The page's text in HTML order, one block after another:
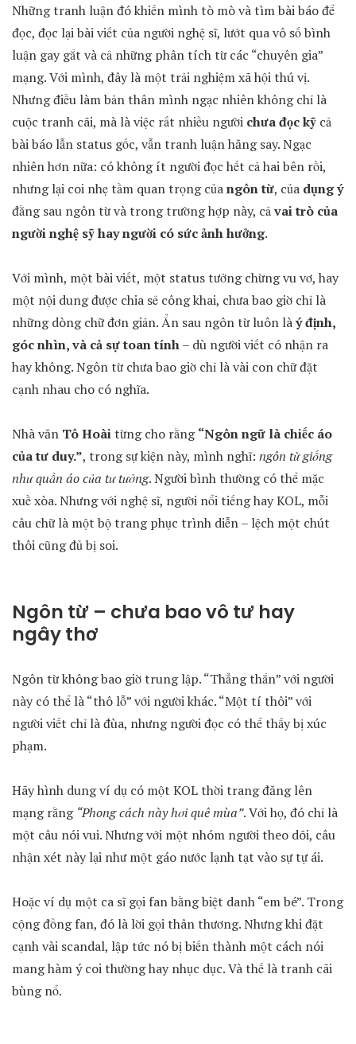
Những tranh luận đó khiến mình tò mò và tìm bài báo để
đọc, đọc lại bài viết của người nghệ sĩ, lướt qua vô số bình
luận gay gắt và cả những phân tích từ các “chuyên gia”
mạng. Với mình, đây là một trải nghiệm xã hội thú vị.
Nhưng điều làm bản thân mình ngạc nhiên không chỉ là
cuộc tranh cãi, mà là việc rất nhiều người chưa đọc kỹ cả
bài báo lẫn status gốc, vẫn tranh luận hăng say. Ngạc
nhiên hơn nữa: có không ít người đọc hết cả hai bên rồi,
nhưng lại coi nhẹ tầm quan trọng củangôn từ, của dụng ý
đằng sau ngôn từ và trong trường hợp này, cảvai trò của
người nghệ sỹ hay người có sức ảnh hưởng.
Với mình, một bài viết, một status tưởng chừng vu vơ, hay
một nội dung được chia sẻ công khai, chưa bao giờ chỉ là
những dòng chữ đơn giản. Ẩn sau ngôn từ luôn làý định,
góc nhìn, và cả sự toan tính– dù người viết có nhận ra
hay không. Ngôn từ chưa bao giờ chỉ là vài con chữ đặt
cạnh nhau cho có nghĩa.
Nhà văn Tô Hoàitừng cho rằng“Ngôn ngữ là chiếc áo
của tư duy.”, trong sự kiện này, mình nghĩ: ngôn từ giống
như quần áo của tư tưởng. Người bình thường có thể mặc
xuề xòa. Nhưng với nghệ sĩ, người nổi tiếng hay KOL, mỗi
câu chữ là một bộ trang phục trình diễn – lệch một chút
thôi cũng đủ bị soi.
Ngôn từ – chưa bao vô tư hay
ngây thơ
Ngôn từ không bao giờ trung lập. “Thẳng thắn” với người
này có thể là “thô lỗ” với người khác. “Một tí thôi” với
người viết chỉ là đùa, nhưng người đọc có thể thấy bị xúc
phạm.
Hãy hình dung ví dụ có một KOL thời trang đăng lên
mạng rằng “Phong cách này hơi quê mùa”. Với họ, đó chỉ là
một câu nói vui. Nhưng với một nhóm người theo dõi, câu
nhận xét này lại như một gáo nước lạnh tạt vào sự tự ái.
Hoặc ví dụ một ca sĩ gọi fan bằng biệt danh “em bé”. Trong
cộng đồng fan, đó là lời gọi thân thương. Nhưng khi đặt
cạnh vài scandal, lập tức nó bị biến thành một cách nói
mang hàm ý coi thường hay nhục dục. Và thế là tranh cãi
bùng nổ.